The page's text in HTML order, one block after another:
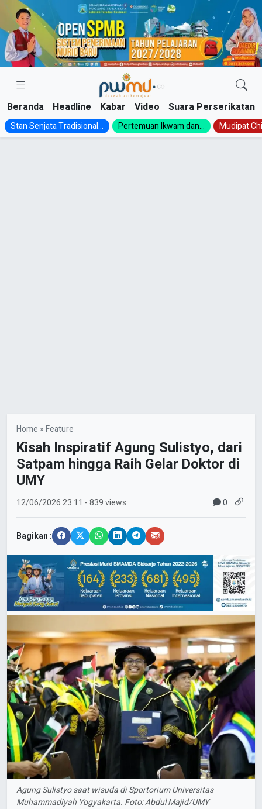
Skip
content
Beranda Headline Kabar Video Suara Perserikatan
Stan Senjata Tradisional... Pertemuan Ikwam dan... Mudipat
Home »Feature
Kisah Inspiratif Agung Sulistyo, dari
Satpam hingga Raih Gelar Doktor di
UMY
12/06/202623:11 - 839 views 0
Bagikan :
Agung Sulistyo saat wisuda di Sportorium Universitas
Muhammadiyah Yogyakarta. Foto: Abdul Majid/UMY